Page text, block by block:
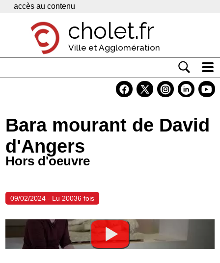
Panneau de gestion des cookies
accès au contenu
cholet.fr
Ville et Agglomération
Economie
Services
Contacts
Bara mourant de David
d'Angers
Hors d'oeuvre
09/02/2024 - Lu 20036 fois